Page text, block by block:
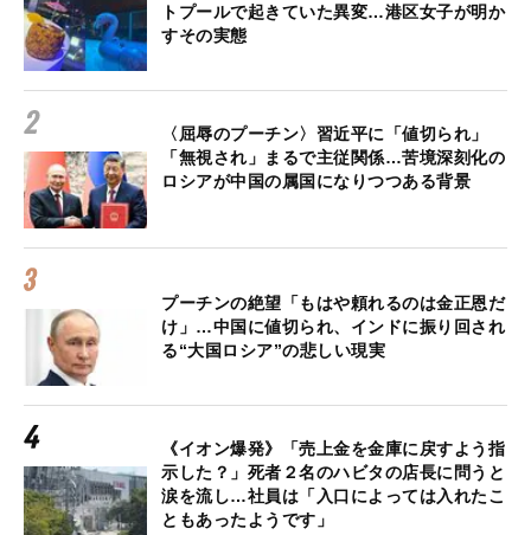
トプールで起きていた異変…港区女子が明か
すその実態
〈屈辱のプーチン〉習近平に「値切られ」
「無視され」まるで主従関係…苦境深刻化の
ロシアが中国の属国になりつつある背景
プーチンの絶望「もはや頼れるのは金正恩だ
け」…中国に値切られ、インドに振り回され
る“大国ロシア”の悲しい現実
《イオン爆発》「売上金を金庫に戻すよう指
示した？」死者２名のハビタの店長に問うと
涙を流し…社員は「入口によっては入れたこ
ともあったようです」